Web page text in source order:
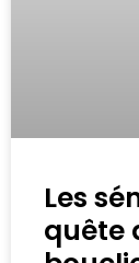
Les
quête